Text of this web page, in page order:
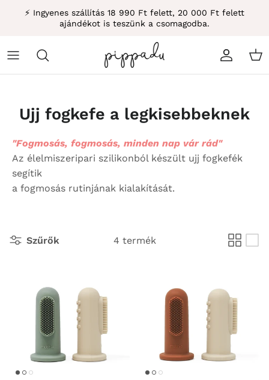
Átugrás⚡ Ingyenes szállítás 18 990 Ft felett, 20 000 Ft felett
ajándékot is teszünk a csomagodba.
Ujj fogkefe a legkisebbeknek
"Fogmosás, fogmosás, minden nap vár rád"
Az élelmiszeripari szilikonból készült ujj fogkefék
segítik
a fogmosás rutinjának kialakítását.
Szűrők 4 termék